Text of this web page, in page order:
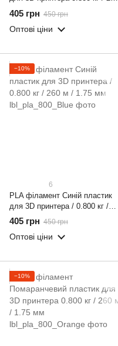
м / 1.75 мм
405 грн 450 грн
Оптові ціни
−10%
6
PLA філамент Синій пластик
для 3D принтера / 0.800 кг /
260 м / 1.75 мм
405 грн 450 грн
Оптові ціни
−10%